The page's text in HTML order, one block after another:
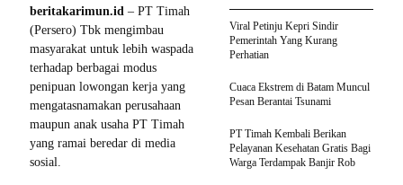
beritakarimun.id – PT Timah
(Persero) Tbk mengimbau
masyarakat untuk lebih waspada
terhadap berbagai modus
penipuan lowongan kerja yang
mengatasnamakan perusahaan
maupun anak usaha PT Timah
yang ramai beredar di media
sosial.
Viral Petinju Kepri Sindir
Pemerintah Yang Kurang
Perhatian
Cuaca Ekstrem di Batam Muncul
Pesan Berantai Tsunami
PT Timah Kembali Berikan
Pelayanan Kesehatan Gratis Bagi
Warga Terdampak Banjir Rob